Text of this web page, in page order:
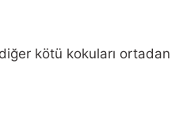
kötü kokuları ortadan